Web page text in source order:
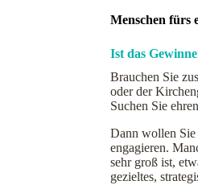
Menschen fürs
Ist das
Brauchen Sie
oder der
Suchen Sie
Dann wollen
engagieren.
sehr groß ist,
gezieltes,